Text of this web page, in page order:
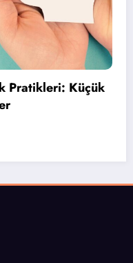
Pratikleri: Küçük